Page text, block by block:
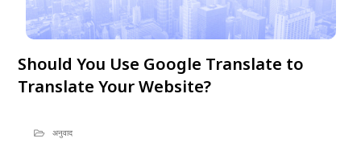
Should You Use Google Translate to
Translate Your Website?
अनुवाद